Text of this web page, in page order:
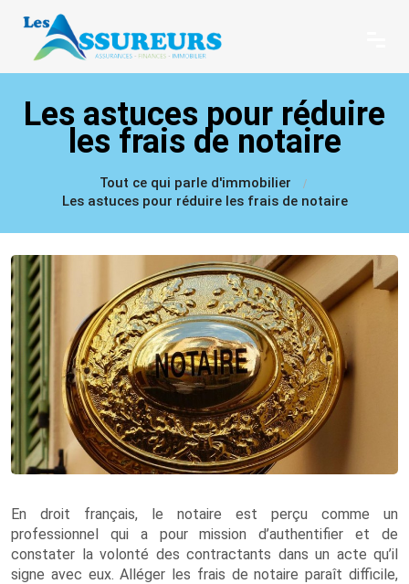
Les astuces pour réduire
les frais de notaire
Tout ce qui parle d'immobilier
Les astuces pour réduire les frais de notaire
En droit français, le notaire est perçu comme un
professionnel qui a pour mission d’authentifier et de
constater la volonté des contractants dans un acte qu’il
signe avec eux. Alléger les frais de notaire paraît difficile,